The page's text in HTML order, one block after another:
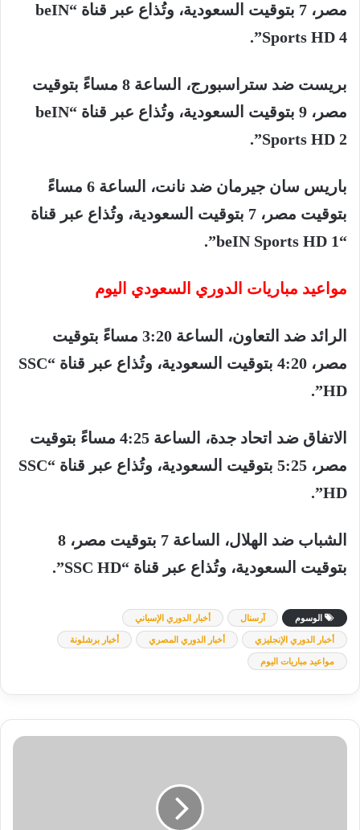
مصر،
بتوقيت السعودية، وتُذاع عبر قناة
“beIN
Sports HD 4”.
بريست ضد ستراسبورج، الساعة مساءً بتوقيت
مصر،
بتوقيت السعودية، وتُذاع عبر قناة
“beIN
Sports HD 2”.
باريس سان جيرمان ضد نانت، الساعة
مساءً
بتوقيت مصر، بتوقيت السعودية، وتُذاع عبر قناة
“beIN Sports HD 1”.
مواعيد مباريات الدوري السعودي اليوم
الرائد ضد التعاون، الساعة مساءً بتوقيت
مصر،
بتوقيت السعودية، وتُذاع عبر قناة
“SSC
HD”.
الاتفاق ضد اتحاد جدة، الساعة مساءً بتوقيت
مصر،
بتوقيت السعودية، وتُذاع عبر قناة
“SSC
HD”.
الشباب ضد الهلال، الساعة بتوقيت مصر،
بتوقيت السعودية، وتُذاع عبر قناة “SSC HD”.
الوسوم آرسنال أخبار الدوري الإسباني
أخبار الدوري الإنجليزي أخبار الدوري المصري أخبار برشلونة
مواعيد مباريات اليوم
نجم